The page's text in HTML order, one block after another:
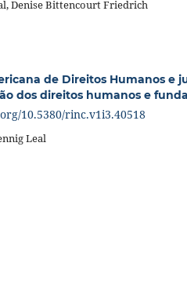
Denise Bittencourt Friedrich
de Direitos Humanos e
dos direitos humanos e
10.5380/rinc.v1i3.40518
Leal